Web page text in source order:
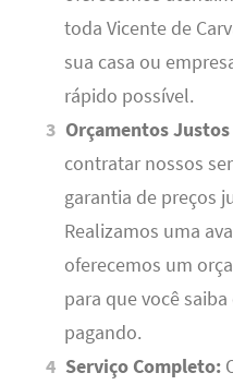
toda Vicente de
sua casa ou
rápido possível.
Orçamentos
contratar nossos
garantia de preços
Realizamos uma
oferecemos um
para que você
pagando.
Serviço Completo: